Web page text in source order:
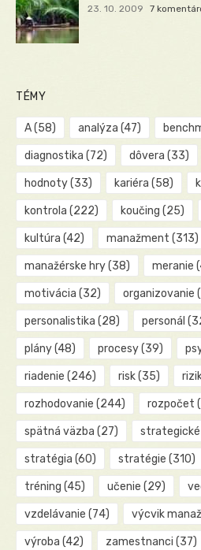
23. 10. 2009 7
TÉMY
A(58) analýza (47)
diagnostika (72) dôvera (33)
hodnoty(33) kariéra (58)
kontrola (222) koučing (25)
kultúra (42) manažment (313)
manažérske hry(38) meranie
motivácia (32) organizovanie
personalistika (28) personál
plány(48) procesy(39)
riadenie (246) risk(35)
rozhodovanie (244) rozpočet
spätná väzba (27) strategické
stratégia (60) stratégie (310)
tréning (45) učenie (29)
vzdelávanie (74) výcvik
výroba (42) zamestnanci (37)